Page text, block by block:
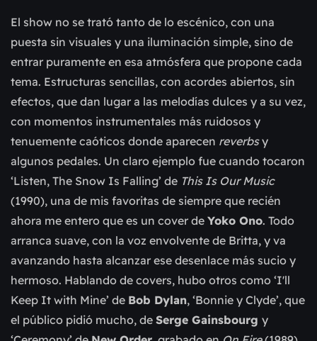
El show no se trató tanto de lo escénico, con una
puesta sin visuales y una iluminación simple, sino de
entrar puramente en esa atmósfera que propone cada
tema. Estructuras sencillas, con acordes abiertos, sin
efectos, que dan lugar a las melodías dulces y a su vez,
con momentos instrumentales más ruidosos y
tenuemente caóticos donde aparecen reverbsy
algunos pedales. Un claro ejemplo fue cuando tocaron
‘Listen, The Snow Is Falling’ de This Is Our Music
(1990), una de mis favoritas de siempre que recién
ahora me entero que es un cover de Yoko Ono. Todo
arranca suave, con la voz envolvente de Britta, y va
avanzando hasta alcanzar ese desenlace más sucio y
hermoso. Hablando de covers, hubo otros como ‘I'll
Keep It with Mine’ de Bob Dylan, ‘Bonnie y Clyde’, que
el público pidió mucho, de Serge Gainsbourg y